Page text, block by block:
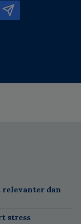
relevanter dan
stress